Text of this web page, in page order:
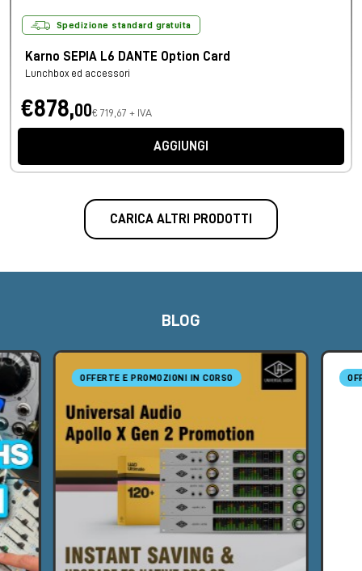
Spedizione standard gratuita
Karno SEPIA L6 DANTE Option Card
Lunchbox ed accessori
€878,00€ 719,67 + IVA
AGGIUNGI
CARICA ALTRI PRODOTTI
BLOG
OFFERTE E PROMOZIONI IN CORSO